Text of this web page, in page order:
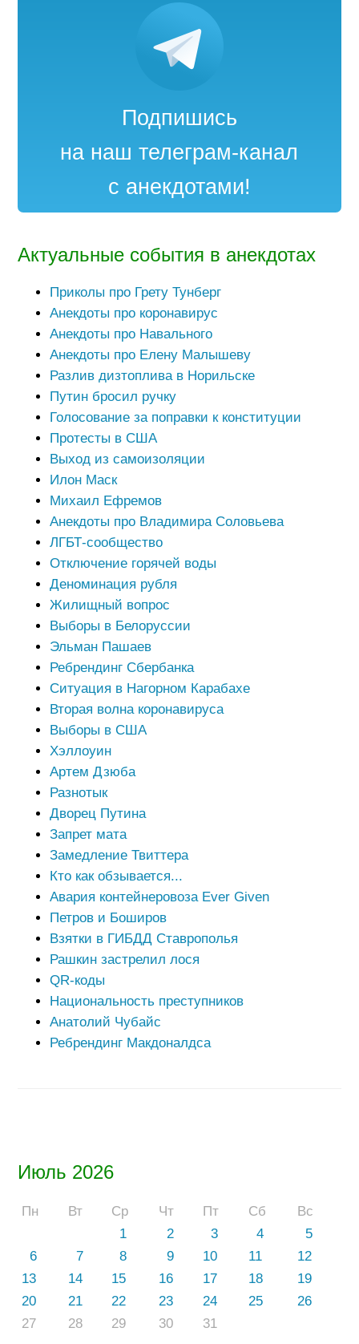
Июль 2026
Пн Вт Ср Чт Пт Сб
Вс
1
2 3 4
5
6
7 8 9 10 11
12
13
14 15 16 17 18
19
20
21 22 23 24 25
26
27
28 29 30 31
Подпишись
на наш телеграм-канал
с анекдотами!
Актуальные события в анекдотах
Приколы про Грету Тунберг
Анекдоты про коронавирус
Анекдоты про Навального
Анекдоты про Елену Малышеву
Разлив дизтоплива в Норильске
Путин бросил ручку
Голосование за поправки к конституции
Протесты в США
Выход из самоизоляции
Илон Маск
Михаил Ефремов
Анекдоты про Владимира Соловьева
ЛГБТ-сообщество
Отключение горячей воды
Деноминация рубля
Жилищный вопрос
Выборы в Белоруссии
Эльман Пашаев
Ребрендинг Сбербанка
Ситуация в Нагорном Карабахе
Вторая волна коронавируса
Выборы в США
Хэллоуин
Артем Дзюба
Разнотык
Дворец Путина
Запрет мата
Замедление Твиттера
Кто как обзывается...
Авария контейнеровоза Ever Given
Петров и Боширов
Взятки в ГИБДД Ставрополья
Рашкин застрелил лося
QR-коды
Национальность преступников
Анатолий Чубайс
Ребрендинг Макдоналдса